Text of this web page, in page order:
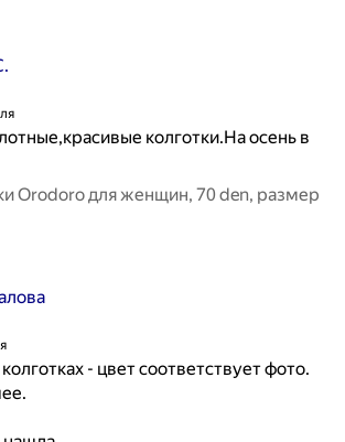
колготки.На осень в
Orodoro для женщин, 70 den, размер
- цвет соответствует фото.